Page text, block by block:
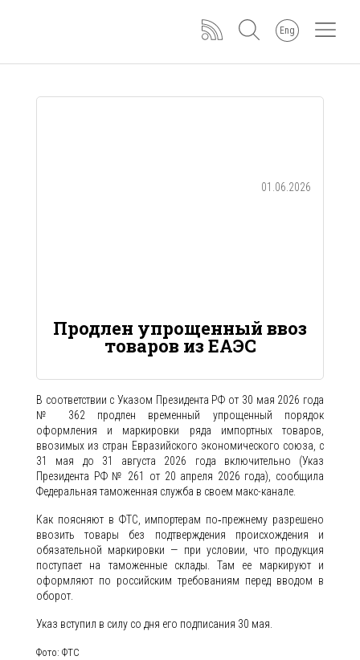
Eng
01.06.2026
Продлен упрощенный ввоз
товаров из ЕАЭС
В соответствии с Указом Президента РФ от 30 мая 2026 года
№ 362 продлен временный упрощенный порядок
оформления и маркировки ряда импортных товаров,
ввозимых из стран Евразийского экономического союза, с
31 мая до 31 августа 2026 года включительно (Указ
Президента РФ № 261 от 20 апреля 2026 года), сообщила
Федеральная таможенная служба в своем макс-канале.
Как поясняют в ФТС, импортерам по‑прежнему разрешено
ввозить товары без подтверждения происхождения и
обязательной маркировки — при условии, что продукция
поступает на таможенные склады. Там ее маркируют и
оформляют по российским требованиям перед вводом в
оборот.
Указ вступил в силу со дня его подписания 30 мая.
Фото: ФТС